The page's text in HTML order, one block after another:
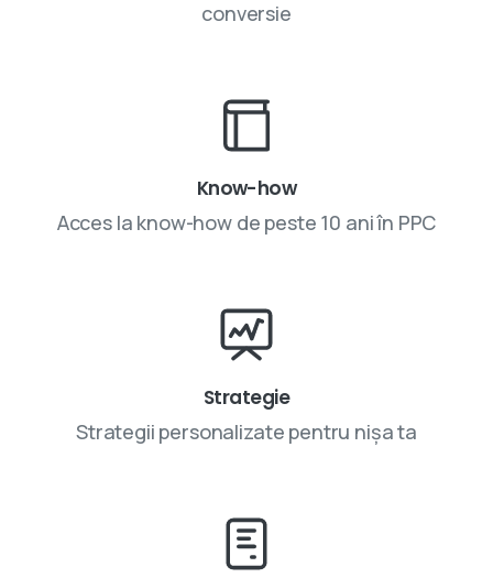
conversie
Know-how
Acces la know-how de peste 10 ani în PPC
Strategie
Strategii personalizate pentru nișa ta